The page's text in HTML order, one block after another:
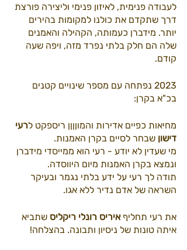
לעבודה פנימית, לאיזון פנימי וליצירה פורצת
דרך שתקדם את כולנו למקומות בהירים
יותר. מידברן כעמותה, הקהילה והאמנים
שלה הם חלק בלתי נפרד מזה, ויפה שעה
קודם.
2023 נפתחה עם מספר שינויים קטנים
בכ"א בקרן:
מחיאות כפיים אדירות והמוןןןן ריספקט לרעי
דישון שבחר לסיים בקרן האמנות.
מי שעדין לא יודע - רעי הוא ממייסדי מידברן
ונמצא בקרן האמנות מיום היווסדה.
תודה לך רעי על ידע בלתי נגמר ובעיקר
השראה של אדם נדיר ללא אגו.
את רעי תחליף איריס רונלי ריקליס שתביא
איתה טונות של ניסיון ותבונה. בהצלחה!